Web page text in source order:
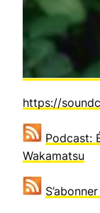
https://
Podcast:
Wakamatsu